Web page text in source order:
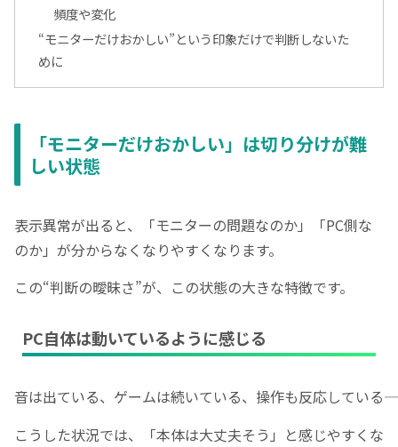
頻度や変化
“モニターだけおかしい”という印象だけで判断しないた
めに
「モニターだけおかしい」は切り分けが難
しい状態
表示異常が出ると、「モニターの問題なのか」「PC側な
のか」が分からなくなりやすくなります。
この“判断の曖昧さ”が、この状態の大きな特徴です。
PC自体は動いているように感じる
音は出ている、ゲームは続いている、操作も反応している――
こうした状況では、「本体は大丈夫そう」と感じやすくな